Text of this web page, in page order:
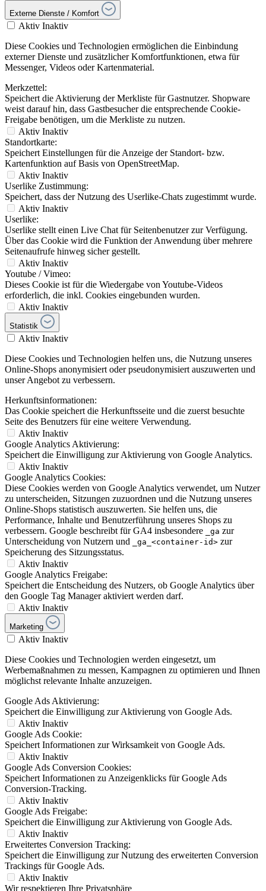
Externe Dienste / Komfort
Aktiv Inaktiv
Diese Cookies und Technologien ermöglichen die Einbindung
externer Dienste und zusätzlicher Komfortfunktionen, etwa für
Messenger, Videos oder Kartenmaterial.
Merkzettel:
Speichert die Aktivierung der Merkliste für Gastnutzer. Shopware
weist darauf hin, dass Gastbesucher die entsprechende Cookie-
Freigabe benötigen, um die Merkliste zu nutzen.
Aktiv Inaktiv
Standortkarte:
Speichert Einstellungen für die Anzeige der Standort- bzw.
Kartenfunktion auf Basis von OpenStreetMap.
Aktiv Inaktiv
Userlike Zustimmung:
Speichert, dass der Nutzung des Userlike-Chats zugestimmt wurde.
Aktiv Inaktiv
Userlike:
Userlike stellt einen Live Chat für Seitenbenutzer zur Verfügung.
Über das Cookie wird die Funktion der Anwendung über mehrere
Seitenaufrufe hinweg sicher gestellt.
Aktiv Inaktiv
Youtube / Vimeo:
Dieses Cookie ist für die Wiedergabe von Youtube-Videos
erforderlich, die inkl. Cookies eingebunden wurden.
Aktiv Inaktiv
Statistik
Aktiv Inaktiv
Diese Cookies und Technologien helfen uns, die Nutzung unseres
Online-Shops anonymisiert oder pseudonymisiert auszuwerten und
unser Angebot zu verbessern.
Herkunftsinformationen:
Das Cookie speichert die Herkunftsseite und die zuerst besuchte
Seite des Benutzers für eine weitere Verwendung.
Aktiv Inaktiv
Google Analytics Aktivierung:
Speichert die Einwilligung zur Aktivierung von Google Analytics.
Aktiv Inaktiv
Google Analytics Cookies:
Diese Cookies werden von Google Analytics verwendet, um Nutzer
zu unterscheiden, Sitzungen zuzuordnen und die Nutzung unseres
Online-Shops statistisch auszuwerten. Sie helfen uns, die
Performance, Inhalte und Benutzerführung unseres Shops zu
verbessern. Google beschreibt für GA4 insbesondere
_ga zur
Unterscheidung von Nutzern und
_ga_<container-id> zur
Speicherung des Sitzungsstatus.
Aktiv Inaktiv
Google Analytics Freigabe:
Speichert die Entscheidung des Nutzers, ob Google Analytics über
den Google Tag Manager aktiviert werden darf.
Aktiv Inaktiv
Marketing
Aktiv Inaktiv
Diese Cookies und Technologien werden eingesetzt, um
Werbemaßnahmen zu messen, Kampagnen zu optimieren und Ihnen
möglichst relevante Inhalte anzuzeigen.
Google Ads Aktivierung:
Speichert die Einwilligung zur Aktivierung von Google Ads.
Aktiv Inaktiv
Google Ads Cookie:
Speichert Informationen zur Wirksamkeit von Google Ads.
Aktiv Inaktiv
Google Ads Conversion Cookies:
Speichert Informationen zu Anzeigenklicks für Google Ads
Conversion-Tracking.
Aktiv Inaktiv
Google Ads Freigabe:
Speichert die Einwilligung zur Aktivierung von Google Ads.
Aktiv Inaktiv
Erweitertes Conversion Tracking:
Speichert die Einwilligung zur Nutzung des erweiterten Conversion
Trackings für Google Ads.
Aktiv Inaktiv
Wir respektieren Ihre Privatsphäre